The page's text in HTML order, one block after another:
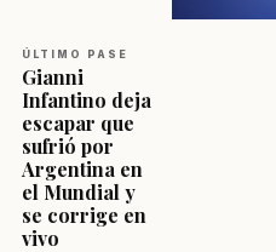
ÚLTIMO PASE
Gianni
Infantino deja
escapar que
sufrió por
Argentina en
el Mundial y
se corrige en
vivo